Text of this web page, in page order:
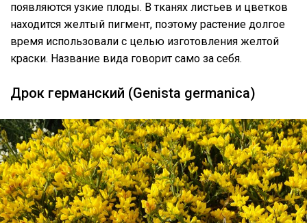
появляются узкие плоды. В тканях листьев и цветков
находится желтый пигмент, поэтому растение долгое
время использовали с целью изготовления желтой
краски. Название вида говорит само за себя.
Дрок германский (Genista germanica)